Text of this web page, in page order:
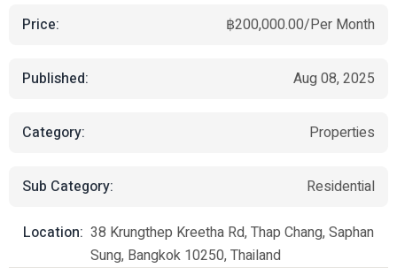
Price: ฿200,000.00/Per Month
Published: Aug 08, 2025
Category: Properties
Sub Category: Residential
Location: 38 Krungthep Kreetha Rd, Thap Chang, Saphan
Sung, Bangkok 10250, Thailand